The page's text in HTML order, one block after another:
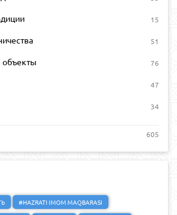
15
51
объекты 76
47
34
605
#HAZRATI IMOM MAQBARASI